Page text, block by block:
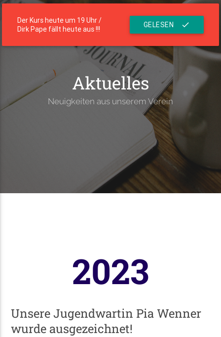
Der Kurs heute um 19 Uhr /
Dirk Pape fällt heute aus !!!
GELESEN check
Die Residenz
menu
Aktuelles
Neuigkeiten aus unserem Verein
2023
Unsere Jugendwartin Pia Wenner
wurde ausgezeichnet!